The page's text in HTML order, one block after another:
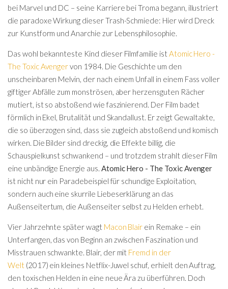
bei Marvel und DC – seine Karriere bei Troma begann, illustriert
die paradoxe Wirkung dieser Trash-Schmiede: Hier wird Dreck
zur Kunstform und Anarchie zur Lebensphilosophie.
Das wohl bekannteste Kind dieser Filmfamilie ist Atomic Hero -
The Toxic Avengervon 1984. Die Geschichte um den
unscheinbaren Melvin, der nach einem Unfall in einem Fass voller
giftiger Abfälle zum monströsen, aber herzensguten Rächer
mutiert, ist so abstoßend wie faszinierend. Der Film badet
förmlich in Ekel, Brutalität und Skandallust. Er zeigt Gewaltakte,
die so überzogen sind, dass sie zugleich abstoßend und komisch
wirken. Die Bilder sind dreckig, die Effekte billig, die
Schauspielkunst schwankend – und trotzdem strahlt dieser Film
eine unbändige Energie aus. Atomic Hero - The Toxic Avenger
ist nicht nur ein Paradebeispiel für schundige Exploitation,
sondern auch eine skurrile Liebeserklärung an das
Außenseitertum, die Außenseiter selbst zu Helden erhebt.
Vier Jahrzehnte später wagt Macon Blair ein Remake – ein
Unterfangen, das von Beginn an zwischen Faszination und
Misstrauen schwankte. Blair, der mit Fremd in der
Welt(2017) ein kleines Netflix-Juwel schuf, erhielt den Auftrag,
den toxischen Helden in eine neue Ära zu überführen. Doch